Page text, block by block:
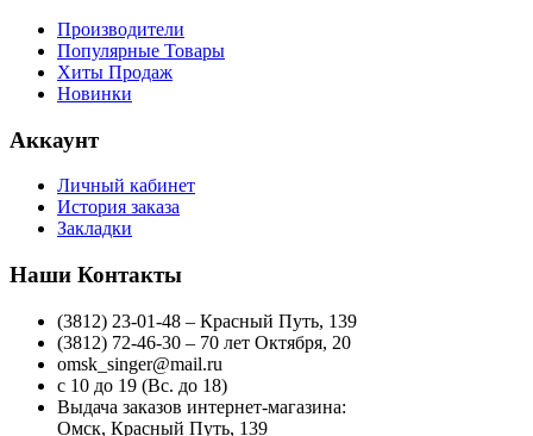
Производители
Популярные Товары
Хиты Продаж
Новинки
Аккаунт
Личный кабинет
История заказа
Закладки
Наши Контакты
(3812) 23-01-48 – Красный Путь, 139
(3812) 72-46-30 – 70 лет Октября, 20
omsk_singer@mail.ru
с 10 до 19 (Вс. до 18)
Выдача заказов интернет-магазина:
Омск, Красный Путь, 139